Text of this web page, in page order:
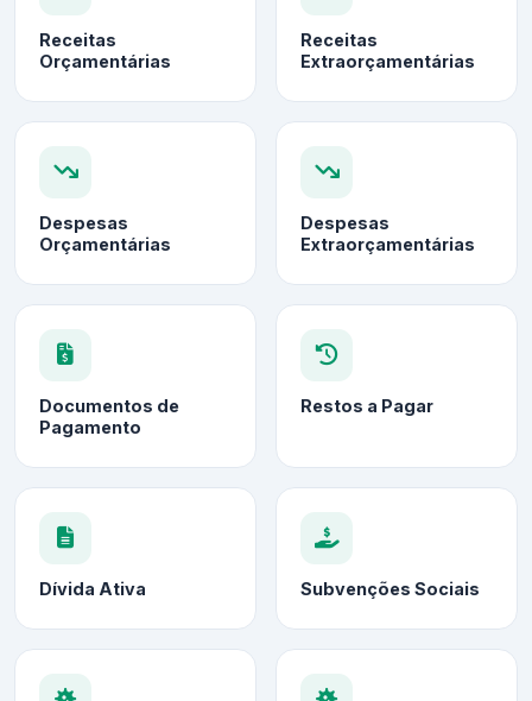
Receitas
Orçamentárias
Receitas
Extraorçamentárias
Despesas
Orçamentárias
Despesas
Extraorçamentárias
Documentos de
Pagamento
Restos a Pagar
Dívida Ativa Subvenções Sociais